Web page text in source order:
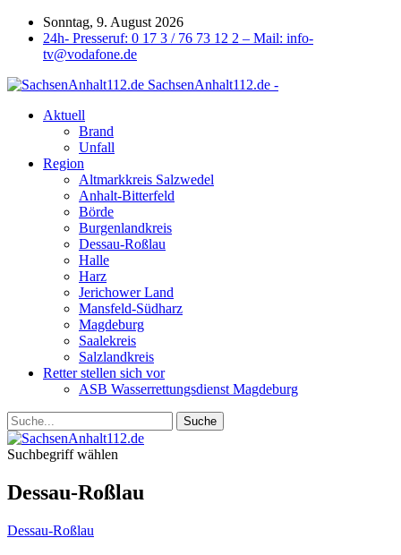
Sonntag, 9. August 2026
24h- Presseruf: 0 17 3 / 76 73 12 2 – Mail: info-
tv@vodafone.de
SachsenAnhalt112.de -
Aktuell
Brand
Unfall
Region
Altmarkkreis Salzwedel
Anhalt-Bitterfeld
Börde
Burgenlandkreis
Dessau-Roßlau
Halle
Harz
Jerichower Land
Mansfeld-Südharz
Magdeburg
Saalekreis
Salzlandkreis
Retter stellen sich vor
ASB Wasserrettungsdienst Magdeburg
Suchbegriff wählen
Dessau-Roßlau
Dessau-Roßlau